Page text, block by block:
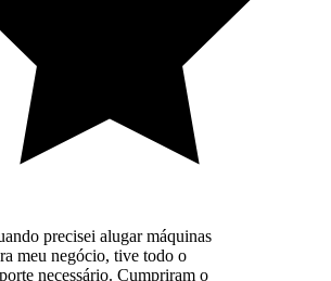
precisei alugar máquinas
meu negócio, tive todo o
necessário. Cumpriram o